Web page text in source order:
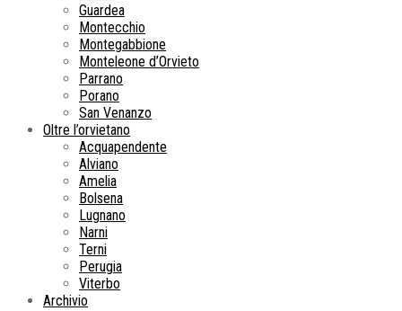
Guardea
Montecchio
Montegabbione
Monteleone d’Orvieto
Parrano
Porano
San Venanzo
Oltre l’orvietano
Acquapendente
Alviano
Amelia
Bolsena
Lugnano
Narni
Terni
Perugia
Viterbo
Archivio